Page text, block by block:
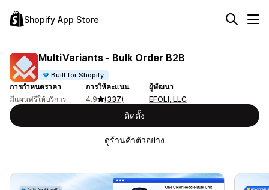
Shopify App Store
MultiVariants ‑ Bulk Order B2B
Built for Shopify
การกำหนดราคา
มีแผนฟรีให้บริการ
การให้คะแนน
4.9
(337)
ผู้พัฒนา
EFOLI, LLC
ติดตั้ง
ดูร้านค้าตัวอย่าง